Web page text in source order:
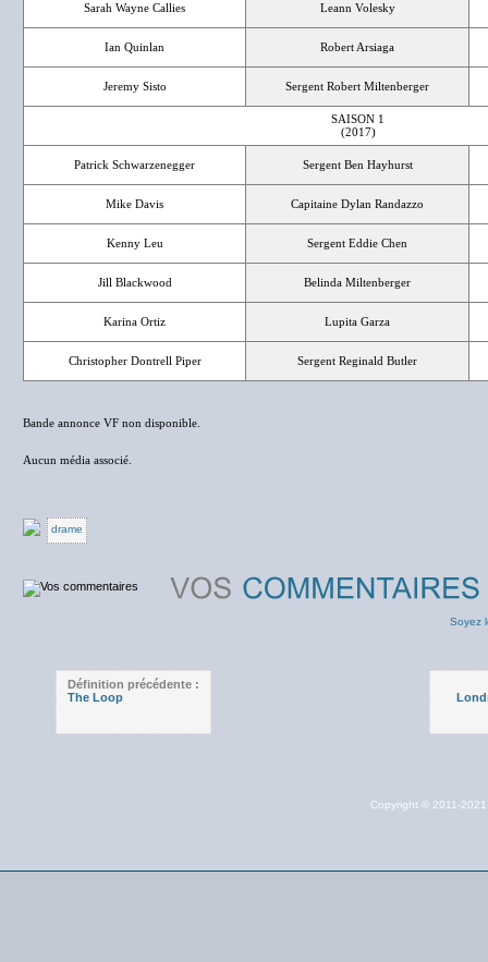
Sarah Wayne Callies Leann Volesky
Ian Quinlan Robert Arsiaga
Jeremy Sisto Sergent Robert Miltenberger
SAISON 1
(2017)
Patrick Schwarzenegger Sergent Ben Hayhurst
Mike Davis Capitaine Dylan Randazzo
Kenny Leu Sergent Eddie Chen
Jill Blackwood Belinda Miltenberger
Karina Ortiz Lupita Garza
Christopher Dontrell Piper Sergent Reginald Butler
Bande annonce VF non disponible.
Aucun média associé.
drame
Soyez
Définition précédente :
The Loop
Copyright © 2011-